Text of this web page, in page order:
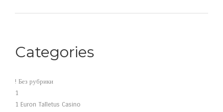
Categories
! Без рубрики
1
1 Euron Talletus Casino